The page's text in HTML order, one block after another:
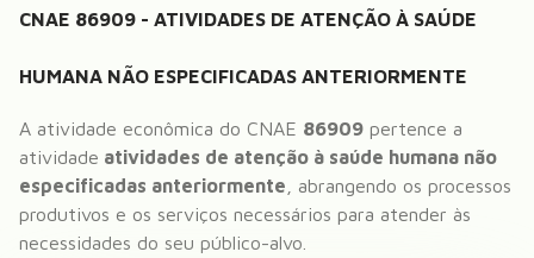
CNAE 86909 - ATIVIDADES DE ATENÇÃO À SAÚDE
HUMANA NÃO ESPECIFICADAS ANTERIORMENTE
A atividade econômica do CNAE 86909 pertence a
atividade atividades de atenção à saúde humana não
especificadas anteriormente , abrangendo os processos
produtivos e os serviços necessários para atender às
necessidades do seu público-alvo.